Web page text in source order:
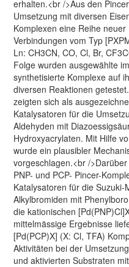
erhalten.<br />Aus den
Umsetzung mit diversen
Komplexen eine Reihe
Verbindungen vom Typ
Ln: CH3CN, CO, Cl, Br,
Folge wurden ausgewählte
synthetisierte Komplexe auf
diversen Reaktionen
zeigten sich als
Katalysatoren für die
Aldehyden mit
Hydroxyacrylaten. Mit Hilfe
wurde ein plausibler
vorgeschlagen.<br /
PNP- und PCP- Pincer-
Katalysatoren für die
Alkylbromiden mit
die kationischen
mittelmässige Ergebnisse
[Pd(PCP)X] (X: Cl, TFA)
Aktivitäten bei der
und aktivierten Substraten